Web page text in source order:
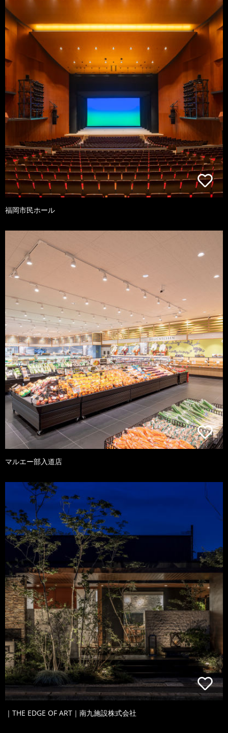
福岡市民ホール
マルエー部入道店
｜THE EDGE OF ART｜南九施設株式会社